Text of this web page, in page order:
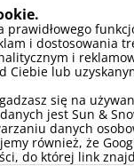
sklep w
i dostosowania
i
lub
się na
jest Sun &
danych
również, że
do której link